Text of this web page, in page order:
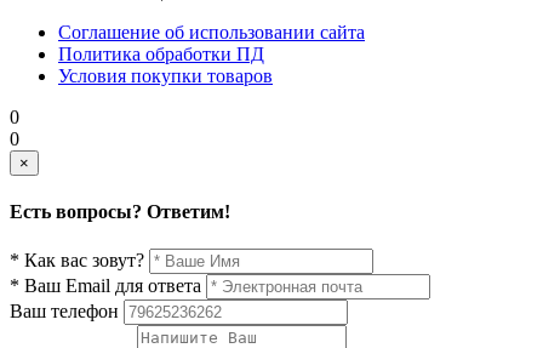
Соглашение об использовании сайта
Политика обработки ПД
Условия покупки товаров
0
0
×
Есть вопросы? Ответим!
* Как вас зовут?
* Ваш Email для ответа
Ваш телефон